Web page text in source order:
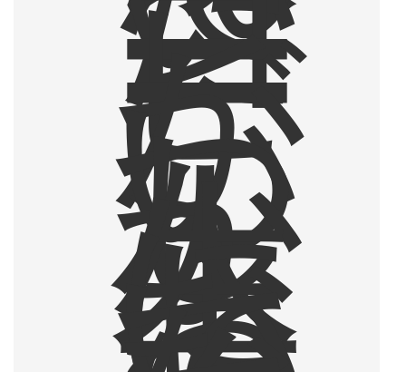
ー
ヒ
ー
が
、
い
つ
し
か
人
生
に
お